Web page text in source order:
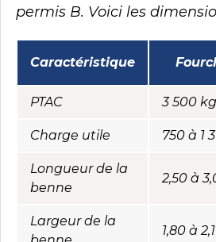
permis B. Voici les
Caractéristique
PTAC 3 500 kg
Charge utile 750 à 1
Longueur de la
benne
2,50 à
Largeur de la
1,80 à